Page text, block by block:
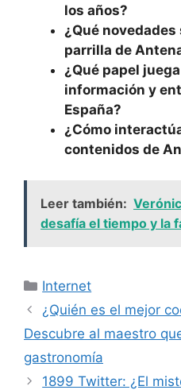
los años?
¿Qué novedades
parrilla de
¿Qué papel
información y
España?
¿Cómo
contenidos de
Leer también:
desafía el tiempo y la
Categorías
Internet
¿Quién es el mejor
Descubre al maestro
gastronomía
1899 Twitter: ¿El